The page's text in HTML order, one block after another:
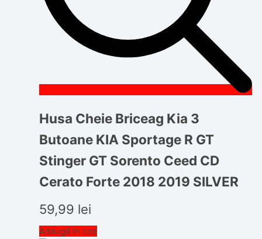
Husa Cheie Briceag Kia 3
Butoane KIA Sportage R GT
Stinger GT Sorento Ceed CD
Cerato Forte 2018 2019 SILVER
59,99 lei
Adaugă în coș